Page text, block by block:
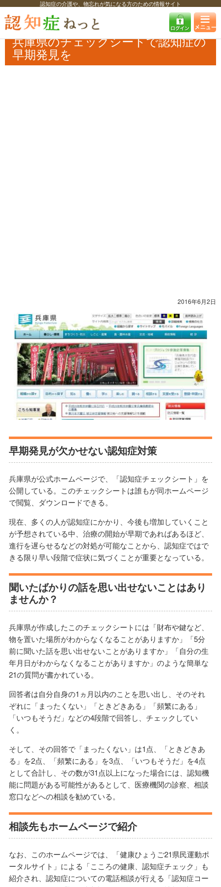
認知症の介護や、物忘れが気になる方のための情報サイト
認知症ねっと 認知症最新ニュース 自治体・企業
兵庫県のチェックシ
ートで認知症の早期発見を
兵庫県のチェックシートで認知症の
早期発見を
2016年6月2日
早期発見が欠かせない認知症対策
兵庫県が公式ホームページで、「認知症チェックシート」を
公開している。このチェックシートは誰もが同ホームページ
で閲覧、ダウンロードできる。
現在、多くの人が認知症にかかり、今後も増加していくこと
が予想されている中、治療の開始が早期であればあるほど、
進行を遅らせるなどの対処が可能なことから、認知症ではで
きる限り早い段階で症状に気づくことが重要となっている。
聞いたばかりの話を思い出せないことはあり
ませんか？
兵庫県が作成したこのチェックシートには「財布や鍵など、
物を置いた場所がわからなくなることがありますか」「5分
前に聞いた話を思い出せないことがありますか」「自分の生
年月日がわからなくなることがありますか」のような簡単な
21の質問が書かれている。
回答者は自分自身の1ヵ月以内のことを思い出し、そのそれ
ぞれに「まったくない」「ときどきある」「頻繁にある」
「いつもそうだ」などの4段階で回答し、チェックしてい
く。
そして、その回答で「まったくない」は1点、「ときどきあ
る」を2点、「頻繁にある」を3点、「いつもそうだ」を4点
として合計し、その数が31点以上になった場合には、認知機
能に問題がある可能性があるとして、医療機関の診察、相談
窓口などへの相談を勧めている。
相談先もホームページで紹介
なお、このホームページでは、「健康ひょうご21県民運動ポ
ータルサイト」による「こころの健康、認知症チェック」も
紹介され、認知症についての電話相談が行える「認知症コー